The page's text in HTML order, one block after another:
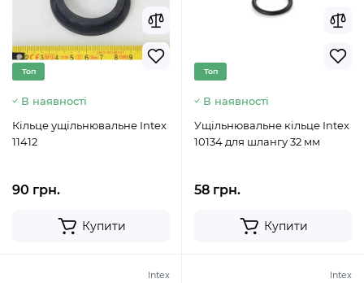
Топ
В наявності
Кільце ущільнювальне Intex
11412
90 грн.
Купити
Топ
В наявності
Ущільнювальне кільце Intex
10134 для шлангу 32 мм
58 грн.
Купити
Intex Intex